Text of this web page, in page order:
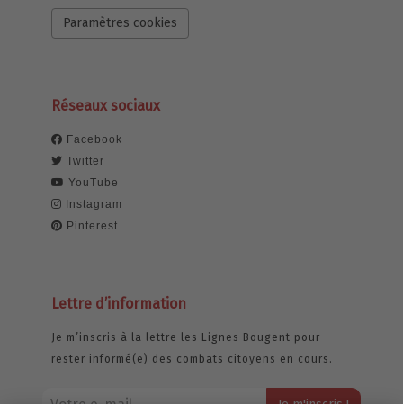
Paramètres cookies
Réseaux sociaux
Facebook
Twitter
YouTube
Instagram
Pinterest
Lettre d’information
Je m’inscris à la lettre les Lignes Bougent pour
rester informé(e) des combats citoyens en cours.